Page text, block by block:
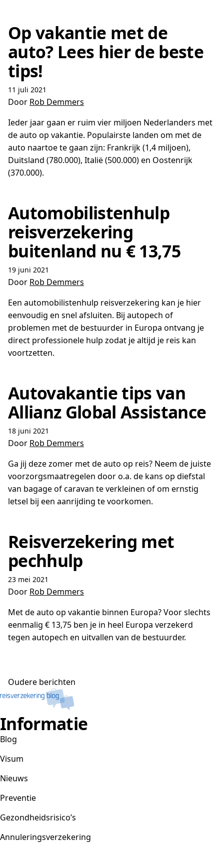
Op vakantie met de
auto? Lees hier de beste
tips!
11 juli 2021
Door Rob Demmers
Ieder jaar gaan er ruim vier miljoen Nederlanders met
de auto op vakantie. Populairste landen om met de
auto naartoe te gaan zijn: Frankrijk (1,4 miljoen),
Duitsland (780.000), Italië (500.000) en Oostenrijk
(370.000).
Automobilistenhulp
reisverzekering
buitenland nu € 13,75
19 juni 2021
Door Rob Demmers
Een automobilistenhulp reisverzekering kan je hier
eenvoudig en snel afsluiten. Bij autopech of
problemen met de bestuurder in Europa ontvang je
direct professionele hulp zodat je altijd je reis kan
voortzetten.
Autovakantie tips van
Allianz Global Assistance
18 juni 2021
Door Rob Demmers
Ga jij deze zomer met de auto op reis? Neem de juiste
voorzorgsmaatregelen door o.a. de kans op diefstal
van bagage of caravan te verkleinen of om ernstig
letsel bij een aanrijding te voorkomen.
Reisverzekering met
pechhulp
23 mei 2021
Door Rob Demmers
Met de auto op vakantie binnen Europa? Voor slechts
eenmalig € 13,75 ben je in heel Europa verzekerd
tegen autopech en uitvallen van de bestuurder.
Berichtennavigatie
Oudere berichten
Informatie
Blog
Visum
Nieuws
Preventie
Gezondheidsrisico’s
Annuleringsverzekering